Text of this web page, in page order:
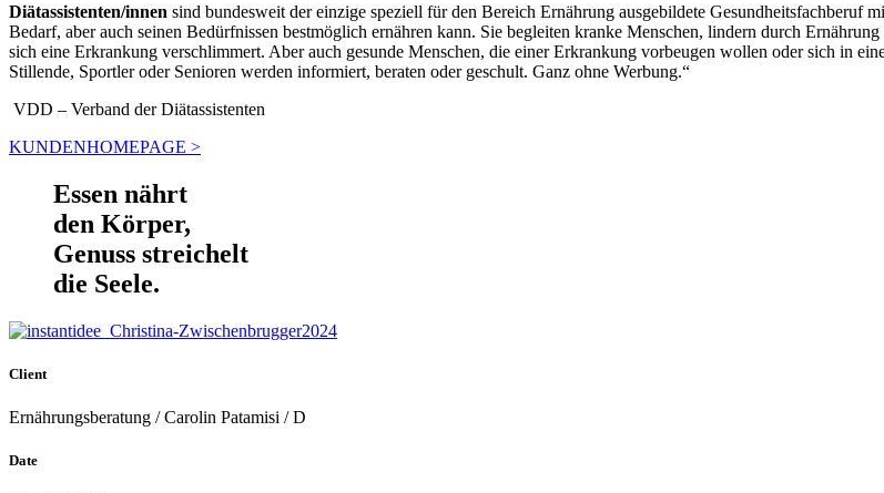
Diätassistenten/innen sind bundesweit der einzige speziell für den Bereich Ernährung ausgebildete Gesundheitsfachberuf
Bedarf, aber auch seinen Bedürfnissen bestmöglich ernähren kann. Sie begleiten kranke Menschen, lindern durch
sich eine Erkrankung verschlimmert. Aber auch gesunde Menschen, die einer Erkrankung vorbeugen wollen oder sich in
Stillende, Sportler oder Senioren werden informiert, beraten oder geschult. Ganz ohne Werbung.“
VDD – Verband der Diätassistenten
KUNDENHOMEPAGE >
Essen nährt
den Körper,
Genuss streichelt
die Seele.
Client
Ernährungsberatung / Carolin Patamisi / D
Date